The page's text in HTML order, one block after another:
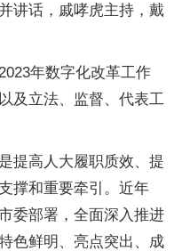
讲话，戚哮虎主持，戴
年数字化改革工作
及立法、监督、代表工
提高人大履职质效、提
撑和重要牵引。近年
委部署，全面深入推进
色鲜明、亮点突出、成